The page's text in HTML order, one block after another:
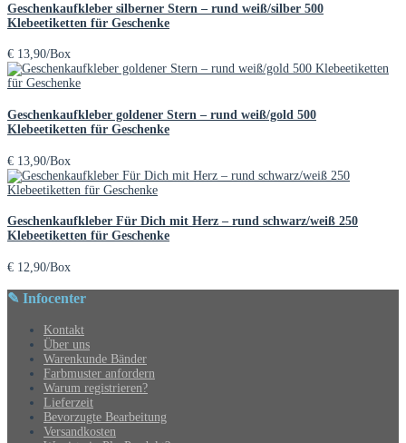
Geschenkaufkleber silberner Stern – rund weiß/silber 500
Klebeetiketten für Geschenke
€ 13,90/Box
Geschenkaufkleber goldener Stern – rund weiß/gold 500
Klebeetiketten für Geschenke
€ 13,90/Box
Geschenkaufkleber Für Dich mit Herz – rund schwarz/weiß 250
Klebeetiketten für Geschenke
€ 12,90/Box
✎ Infocenter
Kontakt
Über uns
Warenkunde Bänder
Farbmuster anfordern
Warum registrieren?
Lieferzeit
Bevorzugte Bearbeitung
Versandkosten